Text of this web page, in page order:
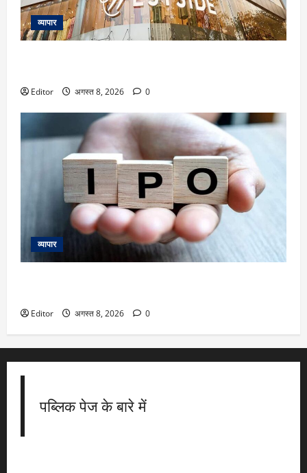
व्यापार
Editor अगस्त 8, 2026 0
व्यापार
Editor अगस्त 8, 2026 0
पब्लिक पेज के बारे में